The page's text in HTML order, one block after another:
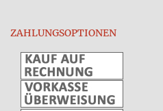
ZAHLUNGSOPTIONEN